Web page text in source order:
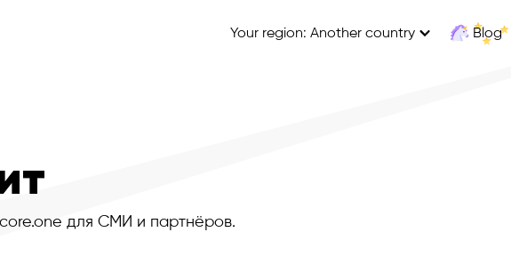
Your region: Another country Blog
для СМИ и партнёров.